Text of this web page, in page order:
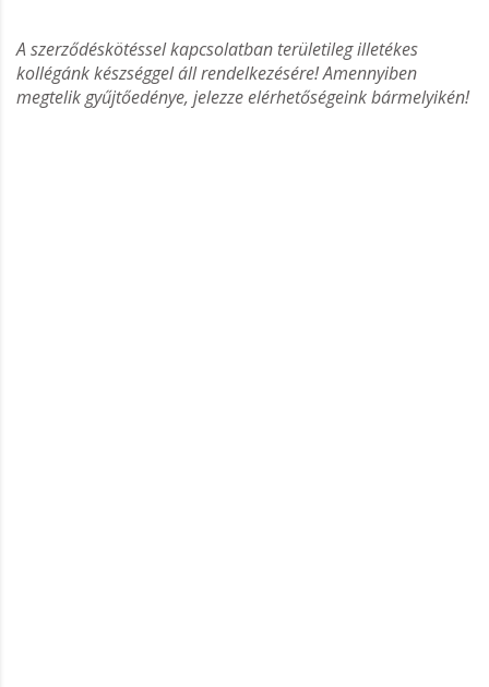
A szerződéskötéssel kapcsolatban területileg illetékes
kollégánk készséggel áll rendelkezésére! Amennyiben
megtelik gyűjtőedénye, jelezze elérhetőségeink bármelyikén!